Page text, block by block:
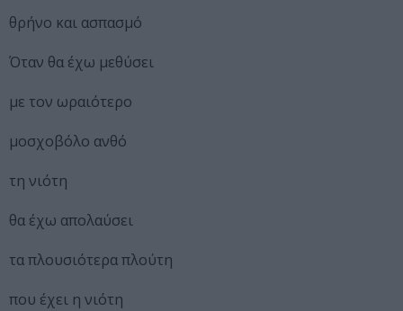
θρήνο και ασπασμό
Όταν θα έχω μεθύσει
με τον ωραιότερο
μοσχοβόλο ανθό
τη νιότη
θα έχω απολαύσει
τα πλουσιότερα πλούτη
που έχει η νιότη